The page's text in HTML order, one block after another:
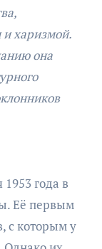
харизмой.
она
года в
Её первым
с которым у